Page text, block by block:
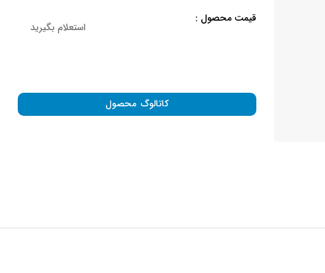
قیمت محصول :
استعلام بگیرید
کاتالوگ محصول